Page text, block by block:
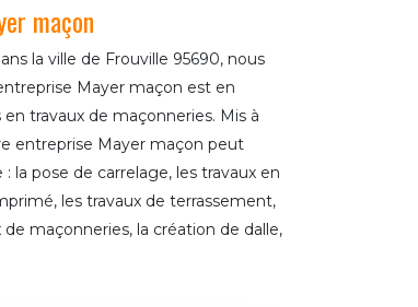
maçon
la ville de Frouville 95690, nous
Mayer maçon est en
travaux de maçonneries. Mis à
entreprise Mayer maçon peut
la pose de carrelage, les travaux en
les travaux de terrassement,
de maçonneries, la création de dalle,